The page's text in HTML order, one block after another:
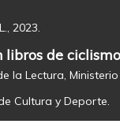
2023.
de
la Lectura,
Cultura y Deporte.